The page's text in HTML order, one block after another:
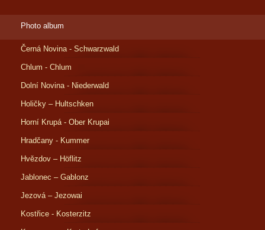
Photo album
Černá Novina - Schwarzwald
Chlum - Chlum
Dolní Novina - Niederwald
Holičky – Hultschken
Horní Krupá - Ober Krupai
Hradčany - Kummer
Hvězdov – Höflitz
Jablonec – Gablonz
Jezová – Jezowai
Kostřice - Kosterzitz